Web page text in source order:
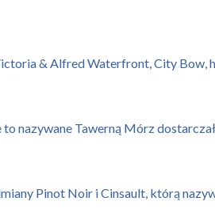
& Alfred Waterfront, City Bow,
nazywane Tawerną Mórz
Pinot Noir i Cinsault, którą